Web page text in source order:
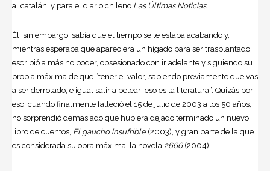
al catalán, y para el diario chileno Las Últimas Noticias.
Él, sin embargo, sabía que el tiempo se le estaba acabando y,
mientras esperaba que apareciera un hígado para ser trasplantado,
escribió a más no poder, obsesionado con ir adelante y siguiendo su
propia máxima de que “tener el valor, sabiendo previamente que vas
a ser derrotado, e igual salir a pelear: eso es la literatura”. Quizás por
eso, cuando finalmente falleció el 15 de julio de 2003 a los 50 años,
no sorprendió demasiado que hubiera dejado terminado un nuevo
libro de cuentos, El gaucho insufrible (2003), y gran parte de la que
es considerada su obra máxima, la novela 2666 (2004).